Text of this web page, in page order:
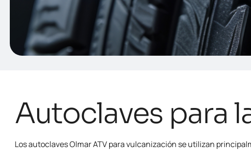
Autoclaves para
Los autoclaves Olmar ATV para vulcanización se utilizan